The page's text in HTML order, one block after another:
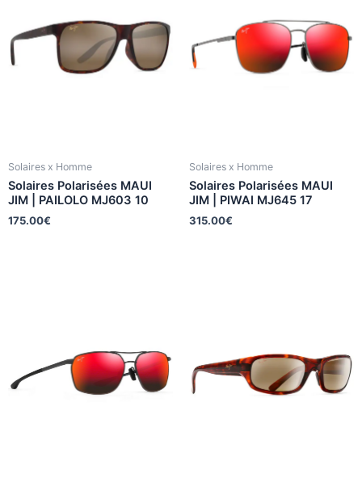
Solaires x Homme
Solaires Polarisées MAUI
JIM | PAILOLO MJ603 10
175.00€
Solaires x Homme
Solaires Polarisées MAUI
JIM | PIWAI MJ645 17
315.00€